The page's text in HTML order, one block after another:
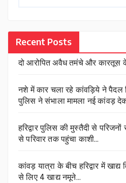
Recent Posts
दो आरोपित अवैध तमंचे और कारतूस
नशे में कार चला रहे कांवड़िये ने पैदल
पुलिस ने संभाला मामला नई कांवड़
हरिद्वार पुलिस की मुस्तैदी से
से परिवार तक पहुंचा काशी…
कांवड़ यात्रा के बीच हरिद्वार में खाद्य
से लिए 4 खाद्य नमूने…